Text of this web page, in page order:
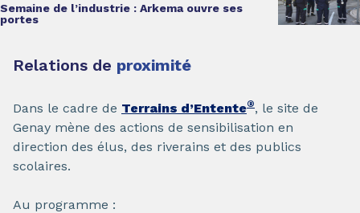
Semaine de l’industrie : Arkema ouvre ses
portes
Relations de proximité
Dans le cadre de Terrains d’Entente®, le site de
Genay mène des actions de sensibilisation en
direction des élus, des riverains et des publics
scolaires.
Au programme :